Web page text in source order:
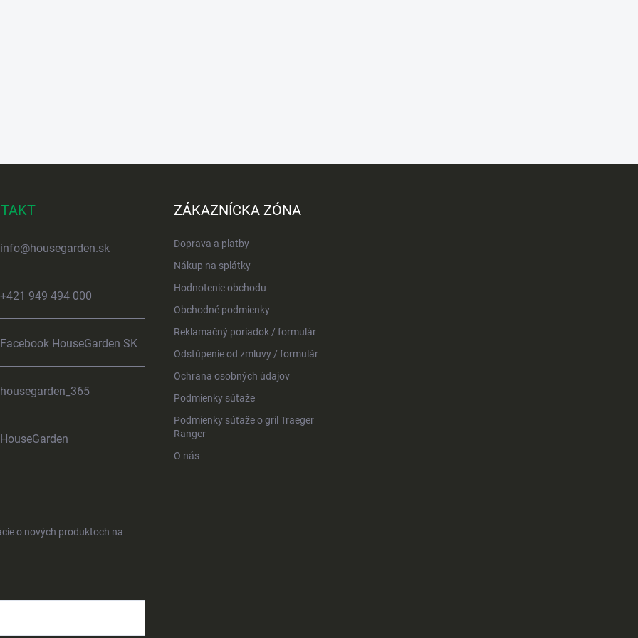
info@housegarden.sk
+421 949 494 000
Facebook HouseGarden SK
housegarden_365
HouseGarden
ZÁKAZNÍCKA ZÓNA
Doprava a platby
Nákup na splátky
Hodnotenie obchodu
Obchodné podmienky
Reklamačný poriadok / formulár
Odstúpenie od zmluvy / formulár
Ochrana osobných údajov
Podmienky súťaže
Podmienky súťaže o gril Traeger
Ranger
O nás
o nových produktoch na